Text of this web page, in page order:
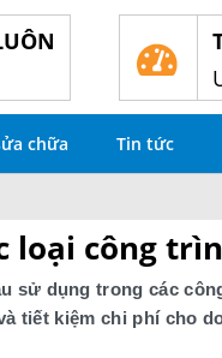
chữa Tin tức
loại công
sử dụng trong các
tiết kiệm chi phí cho